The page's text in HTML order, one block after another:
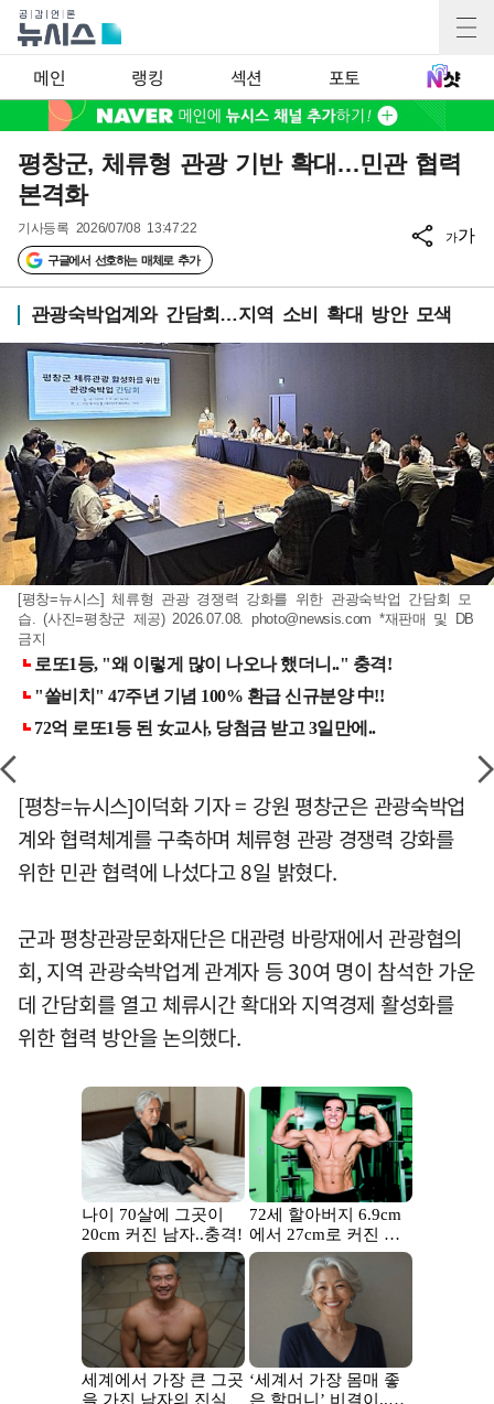
메인 랭킹 섹션 포토
평창군, 체류형 관광 기반 확대…민관 협력
본격화
기사등록 2026/07/08 13:47:22
구글에서 선호하는 매체로 추가
가가
관광숙박업계와 간담회…지역 소비 확대 방안 모색
[평창=뉴시스] 체류형 관광 경쟁력 강화를 위한 관광숙박업 간담회 모
습. (사진=평창군 제공) 2026.07.08. photo@newsis.com *재판매 및 DB
금지
[평창=뉴시스]이덕화 기자 = 강원 평창군은 관광숙박업
계와 협력체계를 구축하며 체류형 관광 경쟁력 강화를
위한 민관 협력에 나섰다고 8일 밝혔다.
군과 평창관광문화재단은 대관령 바랑재에서 관광협의
회, 지역 관광숙박업계 관계자 등 30여 명이 참석한 가운
데 간담회를 열고 체류시간 확대와 지역경제 활성화를
위한 협력 방안을 논의했다.